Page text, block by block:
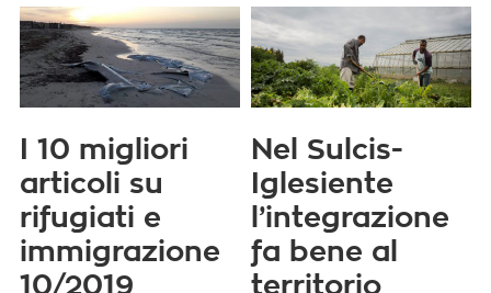
I 10 migliori
articoli su
rifugiati e
immigrazione
10/2019
Nel Sulcis-
Iglesiente
l’integrazione
fa bene al
territorio